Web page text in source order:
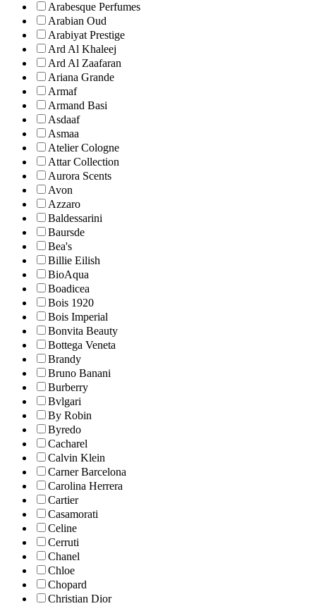
Arabesque Perfumes
Arabian Oud
Arabiyat Prestige
Ard Al Khaleej
Ard Al Zaafaran
Ariana Grande
Armaf
Armand Basi
Asdaaf
Asmaa
Atelier Cologne
Attar Collection
Aurora Scents
Avon
Azzaro
Baldessarini
Baursde
Bea's
Billie Eilish
BioAqua
Boadicea
Bois 1920
Bois Imperial
Bonvita Beauty
Bottega Veneta
Brandy
Bruno Banani
Burberry
Bvlgari
By Robin
Byredo
Cacharel
Calvin Klein
Carner Barcelona
Carolina Herrera
Cartier
Casamorati
Celine
Cerruti
Chanel
Chloe
Chopard
Christian Dior